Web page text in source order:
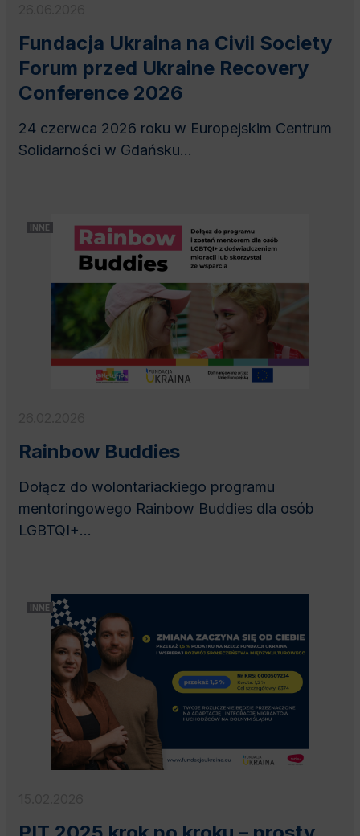
Fundacja Ukraina na Civil Society
Forum przed Ukraine Recovery
Conference 2026
24 czerwca 2026 roku w Europejskim Centrum
Solidarności w Gdańsku...
INNE
Rainbow Buddies
Dołącz do wolontariackiego programu
mentoringowego Rainbow Buddies dla osób
LGBTQI+...
INNE